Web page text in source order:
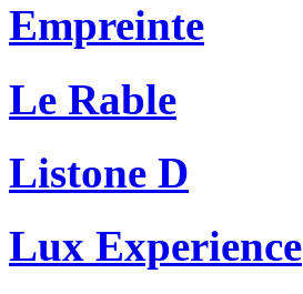
Empreinte
Le Rable
Listone D
Lux Experience